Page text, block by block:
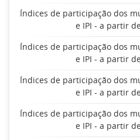
Índices de participação dos
e IPI - a partir
Índices de participação dos
e IPI - a partir
Índices de participação dos
e IPI - a partir
Índices de participação dos
e IPI - a partir